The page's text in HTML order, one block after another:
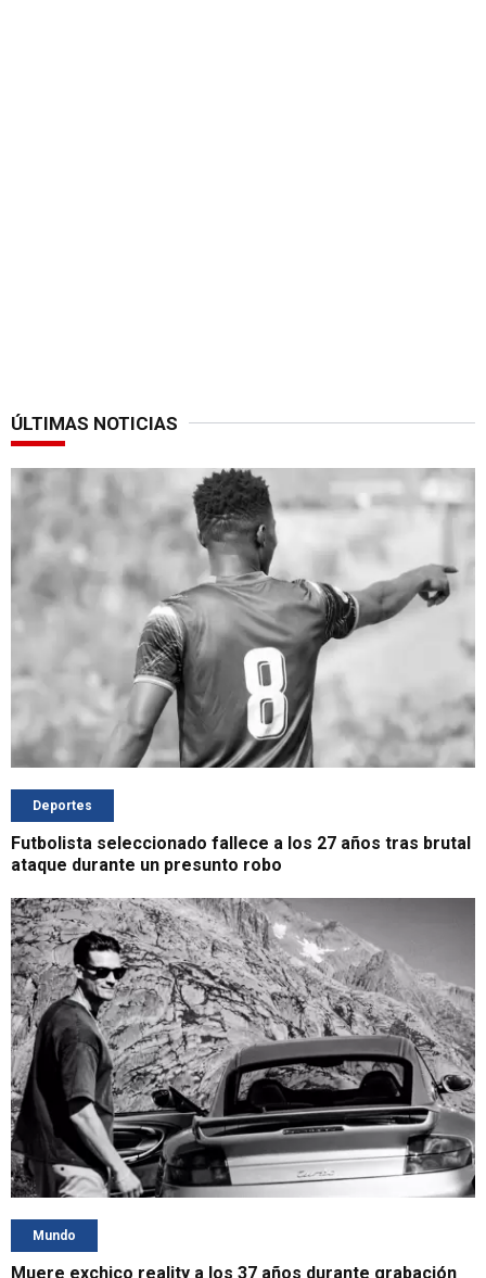
ÚLTIMAS NOTICIAS
Deportes
Futbolista seleccionado fallece a los 27 años tras brutal
ataque durante un presunto robo
Mundo
Muere exchico reality a los 37 años durante grabación